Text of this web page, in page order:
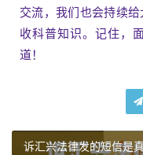
交流，我们也会持续
收科普知识。记住，
道！
诉汇兴法律发的短信是